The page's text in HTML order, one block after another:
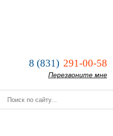
8 (831) 291-00-58
Перезвоните мне